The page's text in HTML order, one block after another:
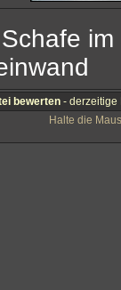
bewerten - derzeitige
Halte die